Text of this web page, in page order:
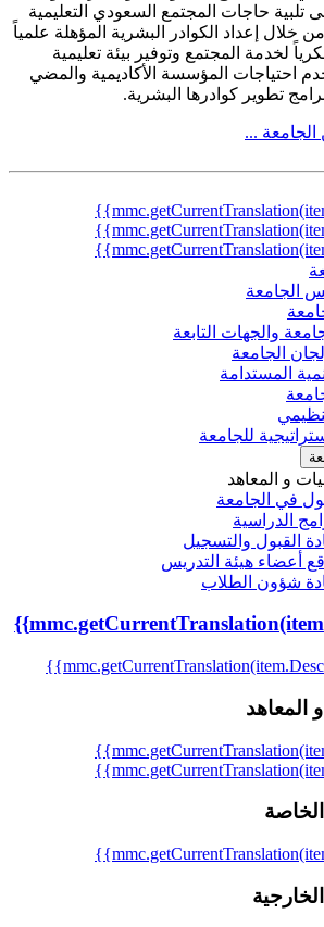
تلبية حاجات المجتمع السعودي التعليمية
من خلال إعداد الكوادر البشرية المؤهلة علمياً
لخدمة المجتمع وتوفير بيئة تعليمية
احتياجات المؤسسة الأكاديمية والمضي
تطوير كوادرها البشرية.
الجامعة ...
الجامعة
والجهات التابعة
الجامعة
المستدامة
للجامعة
و المعاهد
في الجامعة
الدراسية
القبول والتسجيل
أعضاء هيئة التدريس
شؤون الطلاب
المعاهد
الخاصة